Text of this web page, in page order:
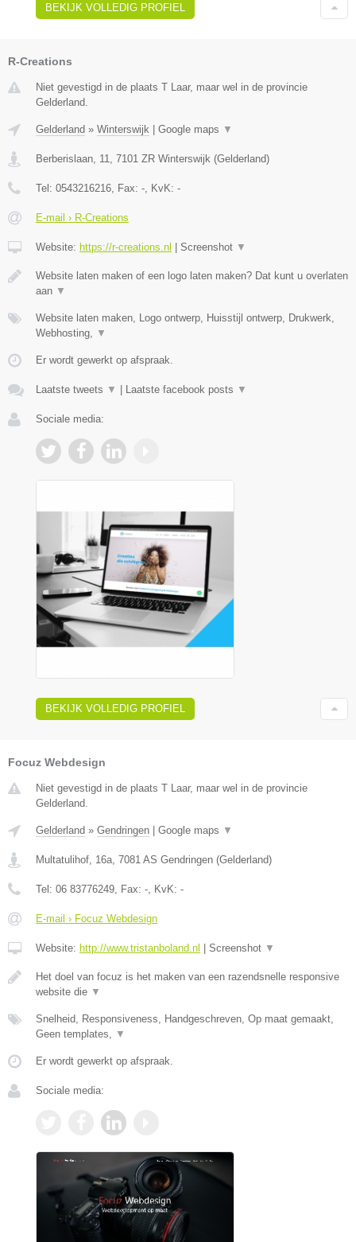
BEKIJK VOLLEDIG PROFIEL
R-Creations
Niet gevestigd in de plaats T Laar, maar wel in de provincie
Gelderland.
Gelderland » Winterswijk | Google maps ▼
Berberislaan, 11 7101 ZR Winterswijk (Gelderland)
Tel: 0543216216 , Fax: - , KvK: -
E-mail › R-Creations
Website: https://r-creations.nl | Screenshot ▼
Website laten maken of een logo laten maken? Dat kunt u overlaten
aan ▼
Website laten maken, Logo ontwerp, Huisstijl ontwerp, Drukwerk,
Webhosting,
▼
Er wordt gewerkt op afspraak.
Laatste tweets ▼ | Laatste facebook posts ▼
Sociale media:
BEKIJK VOLLEDIG PROFIEL
Focuz Webdesign
Niet gevestigd in de plaats T Laar, maar wel in de provincie
Gelderland.
Gelderland » Gendringen | Google maps ▼
Multatulihof, 16a 7081 AS Gendringen (Gelderland)
Tel: 06 83776249 , Fax: - , KvK: -
E-mail › Focuz Webdesign
Website: http://www.tristanboland.nl | Screenshot ▼
Het doel van focuz is het maken van een razendsnelle responsive
website die ▼
Snelheid, Responsiveness, Handgeschreven, Op maat gemaakt,
Geen templates,
▼
Er wordt gewerkt op afspraak.
Sociale media: